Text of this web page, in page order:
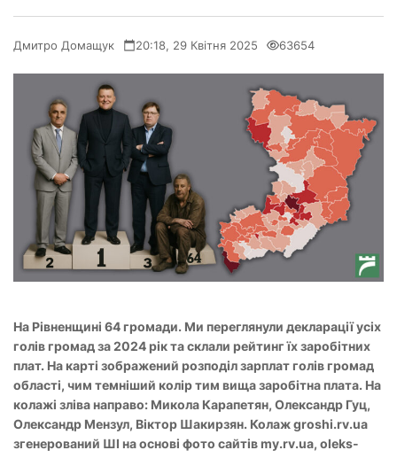
Дмитро Домащук 20:18, 29 Квітня 2025 63654
На Рівненщині 64 громади. Ми переглянули декларації усіх
голів громад за 2024 рік та склали рейтинг їх заробітних
плат. На карті зображений розподіл зарплат голів громад
області, чим темніший колір тим вища заробітна плата. На
колажі зліва направо: Микола Карапетян, Олександр Гуц,
Олександр Мензул, Віктор Шакирзян. Колаж groshi.rv.ua
згенерований ШІ на основі фото сайтів my.rv.ua, oleks-